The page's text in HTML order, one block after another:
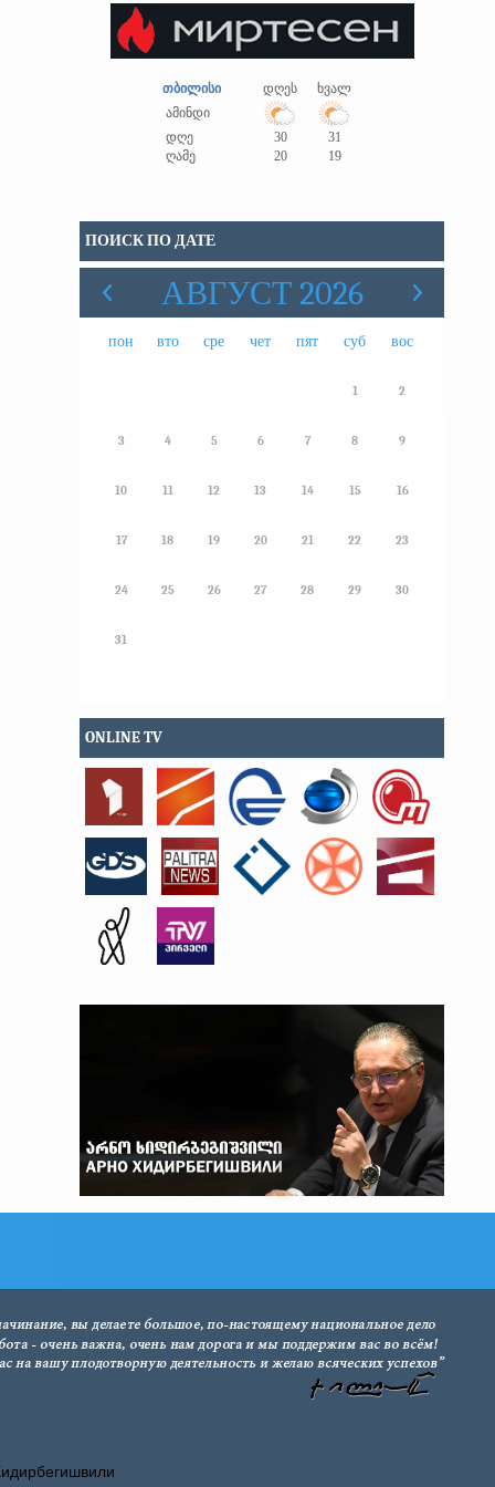
თბილისი დღეს
ხვალ
ამინდი
დღე
30
31
ღამე
20 19
ПОИСК ПО ДАТЕ
АВГУСТ 2026
пон вто сре чет пят суб вос
1 2
3 4 5 6 7 8 9
10 11 12 13 14 15 16
17 18 19 20 21 22 23
24 25 26 27 28 29 30
31
ONLINE TV